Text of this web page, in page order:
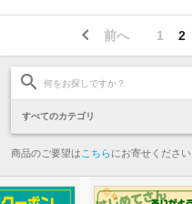
前へ 1 2
商品のご要望は こちらにお寄せください